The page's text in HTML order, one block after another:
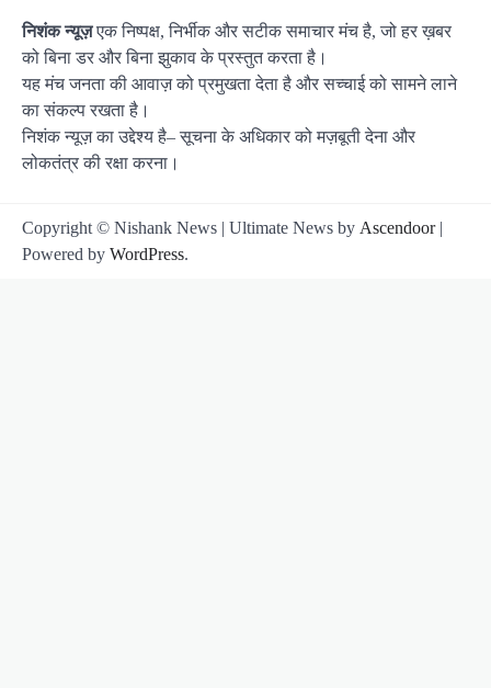
निशंक न्यूज़एक निष्पक्ष, निर्भीक और सटीक समाचार मंच है, जो हर ख़बर
को बिना डर और बिना झुकाव के प्रस्तुत करता है।
यह मंच जनता की आवाज़ को प्रमुखता देता है और सच्चाई को सामने लाने
का संकल्प रखता है।
निशंक न्यूज़ का उद्देश्य है– सूचना के अधिकार को मज़बूती देना और
लोकतंत्र की रक्षा करना।
Copyright © Nishank News | Ultimate News by Ascendoor|
Powered by WordPress.